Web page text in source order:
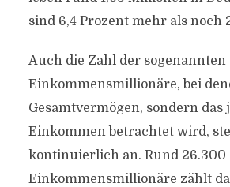
sind 6,4 Prozent mehr als noch
Auch die Zahl der sogenannten
Einkommensmillionäre, bei
Gesamtvermögen, sondern das
Einkommen betrachtet wird,
kontinuierlich an. Rund 26.300
Einkommensmillionäre zählt